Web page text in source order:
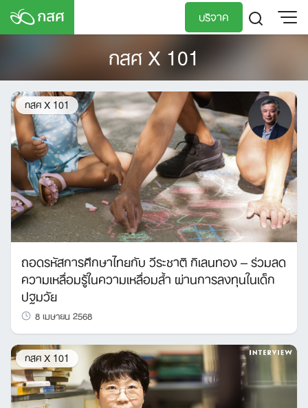
Skip
บริจาค
TH
กสศ X 101
กสศ X 101
ถอดรหัสการศึกษาไทยกับ วีระชาติ กิเลนทอง – ร่วมลด
ความเหลื่อมรู้ในความเหลื่อมล้ำ ผ่านการลงทุนในเด็ก
ปฐมวัย
8 เมษายน 2568
กสศ X 101